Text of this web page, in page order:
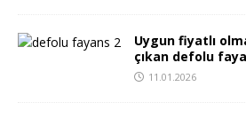
Uygun fiyatlı
çıkan defolu
11.01.2026